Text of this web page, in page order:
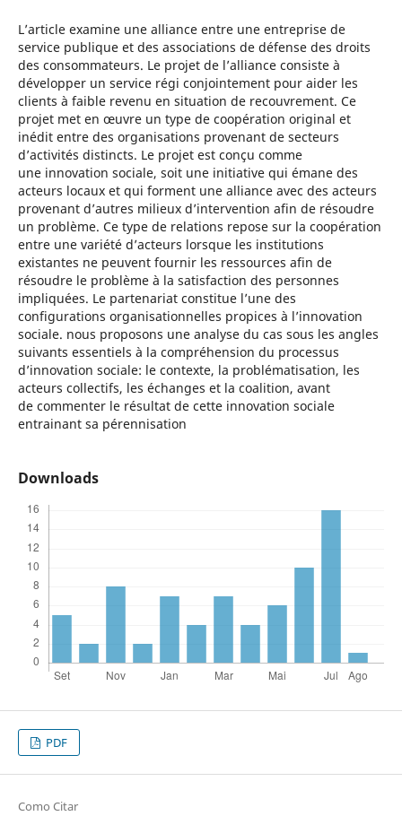
L’article examine une alliance entre une entreprise de
service publique et des associations de défense des droits
des consommateurs. Le projet de l’alliance consiste à
développer un service régi conjointement pour aider les
clients à faible revenu en situation de recouvrement. Ce
projet met en œuvre un type de coopération original et
inédit entre des organisations provenant de secteurs
d’activités distincts. Le projet est conçu comme
une innovation sociale, soit une initiative qui émane des
acteurs locaux et qui forment une alliance avec des acteurs
provenant d’autres milieux d’intervention afin de résoudre
un problème. Ce type de relations repose sur la coopération
entre une variété d’acteurs lorsque les institutions
existantes ne peuvent fournir les ressources afin de
résoudre le problème à la satisfaction des personnes
impliquées. Le partenariat constitue l’une des
configurations organisationnelles propices à l’innovation
sociale. nous proposons une analyse du cas sous les angles
suivants essentiels à la compréhension du processus
d’innovation sociale: le contexte, la problématisation, les
acteurs collectifs, les échanges et la coalition, avant
de commenter le résultat de cette innovation sociale
entrainant sa pérennisation
Downloads
PDF
Como Citar